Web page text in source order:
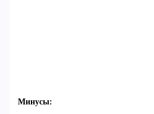
Минусы: